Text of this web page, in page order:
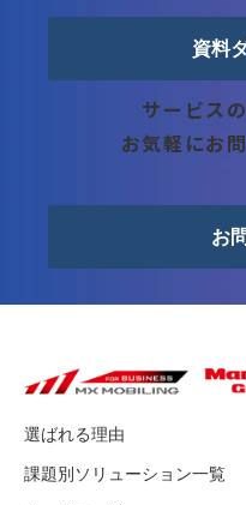
資料
サービス
お気軽にお
お
選ばれる理由
課題別ソリューション一覧